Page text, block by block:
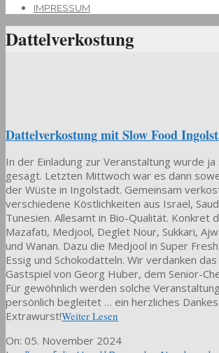
IMPRESSUM
Dattelverkostung
Dattelverkostung mit Slow Food
In der Einladung zur Veranstaltung wurde ja
gesagt. Letzten Mittwoch war es dann
der Wüste in Ingolstadt. Gemeinsam
verschiedene Köstlichkeiten aus Israel,
Tunesien. Allesamt in Bio-Qualität. Konkret
Mazafati, Medjool, Deglet Nour, Sukkari,
und Wanan. Dazu die Medjool in Super
Essig und Schokodatteln. Wir verdanken
Gastspiel von Georg Huber, dem Senior-
Für gewöhnlich werden solche
persönlich begleitet … ein herzliches
Extrawurst!Weiter Lesen
2024-
On: 05. November 2024